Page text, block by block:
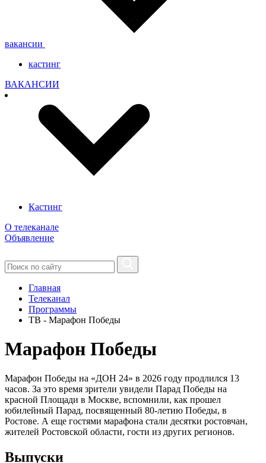
вакансии
кастинг
ВАКАНСИИ
Кастинг
О телеканале
Объявление
Главная
Телеканал
Программы
ТВ - Марафон Победы
Марафон Победы
Марафон Победы на «ДОН 24» в 2026 году продлился 13
часов. За это время зрители увидели Парад Победы на
красной Площади в Москве, вспомнили, как прошел
юбилейный Парад, посвященный 80-летию Победы, в
Ростове. А еще гостями марафона стали десятки ростовчан,
жителей Ростовской области, гости из других регионов.
Выпуски